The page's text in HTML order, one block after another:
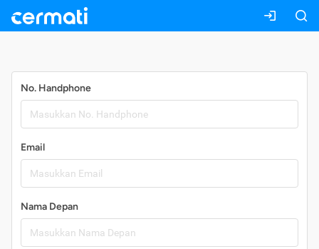
No. Handphone
Email
Nama Depan